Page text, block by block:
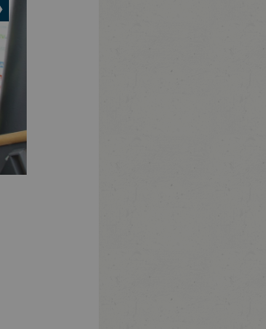
nächstes
Element